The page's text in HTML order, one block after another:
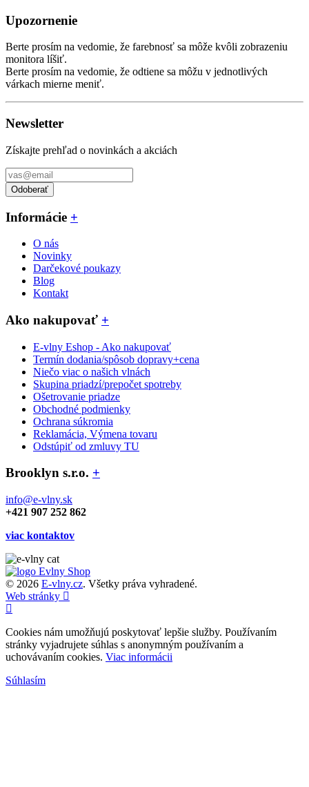
Upozornenie
Berte prosím na vedomie, že farebnosť sa môže kvôli zobrazeniu
monitora líšiť.
Berte prosím na vedomie, že odtiene sa môžu v jednotlivých
várkach mierne meniť.
Newsletter
Získajte prehľad o novinkách a akciách
Odoberať
Informácie +
O nás
Novinky
Darčekové poukazy
Blog
Kontakt
Ako nakupovať +
E-vlny Eshop - Ako nakupovať
Termín dodania/spôsob dopravy+cena
Niečo viac o našich vlnách
Skupina priadzí/prepočet spotreby
Ošetrovanie priadze
Obchodné podmienky
Ochrana súkromia
Reklamácia, Výmena tovaru
Odstúpiť od zmluvy TU
Brooklyn s.r.o. +
info@e-vlny.sk
+421 907 252 862
viac kontaktov
© 2026 E-vlny.cz. Všetky práva vyhradené.
Web stránky
Cookies nám umožňujú poskytovať lepšie služby. Používaním
stránky vyjadrujete súhlas s anonymným používaním a
uchovávaním cookies. Viac informácii
Súhlasím